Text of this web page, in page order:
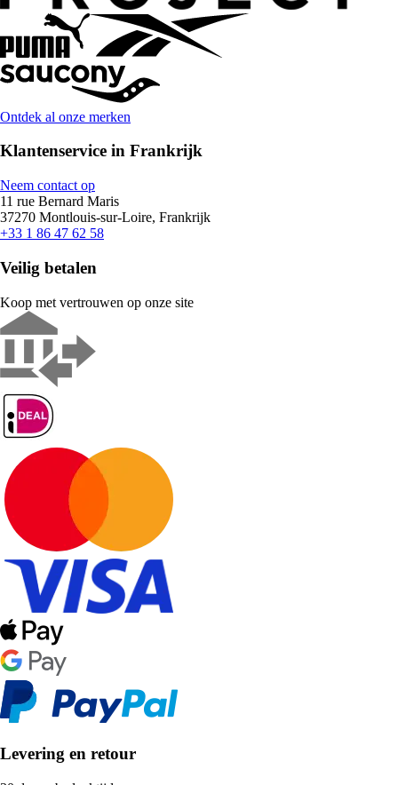
Ontdek al onze merken
Klantenservice in Frankrijk
Neem contact op
11 rue Bernard Maris
37270 Montlouis-sur-Loire, Frankrijk
+33 1 86 47 62 58
Veilig betalen
Koop met vertrouwen op onze site
Levering en retour